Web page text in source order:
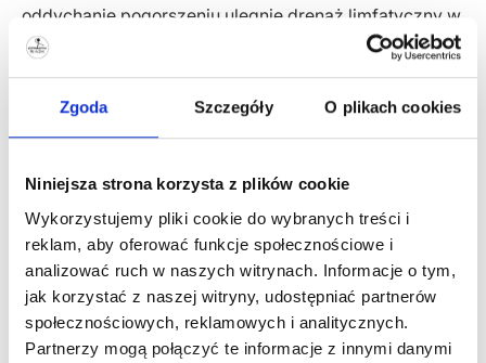
Zgoda Szczegóły O plikach cookies
Niniejsza strona korzysta z plików cookie
Wykorzystujemy pliki cookie do wybranych treści i
reklam, aby oferować funkcje społecznościowe i
analizować ruch w naszych witrynach. Informacje o tym,
jak korzystać z naszej witryny, udostępniać partnerów
społecznościowych, reklamowych i analitycznych.
Partnerzy mogą połączyć te informacje z innymi danymi
oddychanie pogorszeniu ulegnie drenaż limfatyczny w
naszym ciele. Co za tym idzie, możesz odczuwać np.
się w naszym brzuchu ma wpływ na cały nasz
organizm i na nasze samopoczucie.
Omawiany problem niesie za sobą szereg
konsekwencji, nie tylko w obrębie układu
pokarmowego, ale także po czasie: mięśniowego,
kostnego czy nerwowego. Dlatego tak bardzo ważne
jest całościowe podejście do leczenia zespołu jelita
drażliwego. Współpraca specjalistów z zakresu:
dietetyki